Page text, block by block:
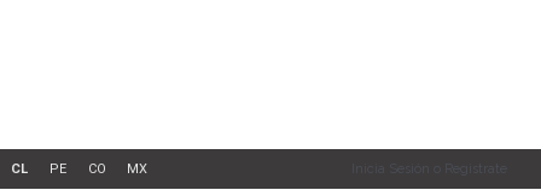
Inicia Sesión o Registrate